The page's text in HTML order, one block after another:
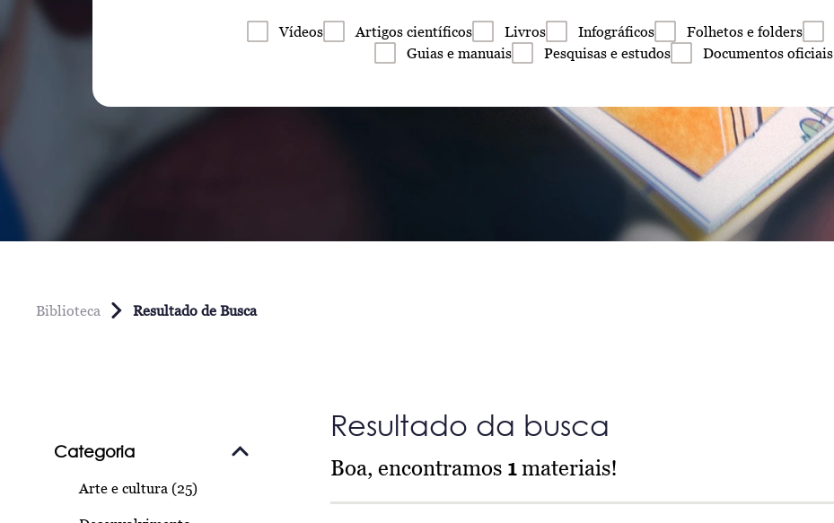
Vídeos Artigos científicos Livros Infográficos Folhetos e folders
Guias e manuais Pesquisas e estudos Documentos oficiais
Biblioteca Resultado de Busca
Categoria
Arte e cultura (25)
Resultado da busca
Boa, encontramos 1materiais!